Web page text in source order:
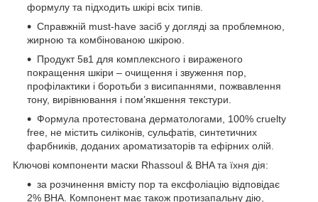
формулу та підходить шкірі всіх типів.
Справжній must-have засіб у догляді за проблемною,
жирною та комбінованою шкірою.
Продукт 5в1 для комплексного і вираженого
покращення шкіри – очищення і звуження пор,
профілактики і боротьби з висипаннями, пожвавлення
тону, вирівнювання і пом’якшення текстури.
Формула протестована дерматологами, 100% cruelty
free, не містить силіконів, сульфатів, синтетичних
фарбників, доданих ароматизаторів та ефірних олій.
Ключові компоненти маски Rhassoul & BHA та їхня дія:
за розчинення вмісту пор та ексфоліацію відповідає
2% BHA. Компонент має також протизапальну дію,